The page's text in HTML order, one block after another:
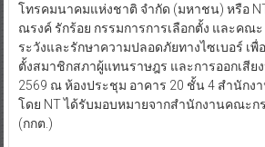
โทรคมนาคมแห่งชาติ จำกัด (มหาชน) หรือ
ณรงค์ รักร้อย กรรมการการเลือกตั้ง และคณ
ระวังและรักษาความปลอดภัยทางไซเบอร์ เ
ตั้งสมาชิกสภาผู้แทนราษฎร และการออกเสีย
2569 ณ ห้องประชุม อาคาร 20 ชั้น 4 สำนั
โดย NT ได้รับมอบหมายจากสำนักงานคณะก
(กกต.)